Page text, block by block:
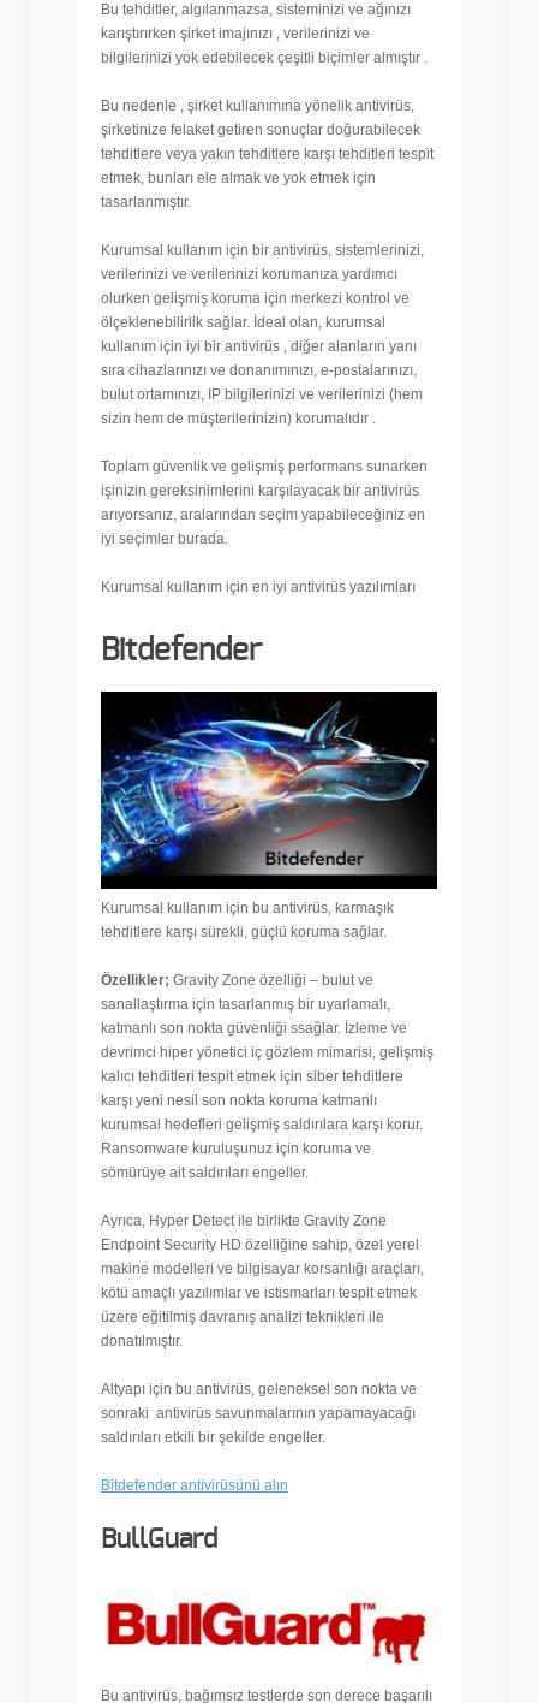
Bu tehditler, algılanmazsa, sisteminizi ve ağınızı
karıştırırken şirket imajınızı , verilerinizi ve
bilgilerinizi yok edebilecek çeşitli biçimler almıştır .
Bu nedenle , şirket kullanımına yönelik antivirüs,
şirketinize felaket getiren sonuçlar doğurabilecek
tehditlere veya yakın tehditlere karşı tehditleri tespit
etmek, bunları ele almak ve yok etmek için
tasarlanmıştır.
Kurumsal kullanım için bir antivirüs, sistemlerinizi,
verilerinizi ve verilerinizi korumanıza yardımcı
olurken gelişmiş koruma için merkezi kontrol ve
ölçeklenebilirlik sağlar. İdeal olan, kurumsal
kullanım için iyi bir antivirüs , diğer alanların yanı
sıra cihazlarınızı ve donanımınızı, e-postalarınızı,
bulut ortamınızı, IP bilgilerinizi ve verilerinizi (hem
sizin hem de müşterilerinizin) korumalıdır .
Toplam güvenlik ve gelişmiş performans sunarken
işinizin gereksinimlerini karşılayacak bir antivirüs
arıyorsanız, aralarından seçim yapabileceğiniz en
iyi seçimler burada.
Kurumsal kullanım için en iyi antivirüs yazılımları
Bitdefender
Kurumsal kullanım için bu antivirüs, karmaşık
tehditlere karşı sürekli, güçlü koruma sağlar.
Özellikler; Gravity Zone özelliği – bulut ve
sanallaştırma için tasarlanmış bir uyarlamalı,
katmanlı son nokta güvenliği ssağlar. İzleme ve
devrimci hiper yönetici iç gözlem mimarisi, gelişmiş
kalıcı tehditleri tespit etmek için siber tehditlere
karşı yeni nesil son nokta koruma katmanlı
kurumsal hedefleri gelişmiş saldırılara karşı korur.
Ransomware kuruluşunuz için koruma ve
sömürüye ait saldırıları engeller.
Ayrıca, Hyper Detect ile birlikte Gravity Zone
Endpoint Security HD özelliğine sahip, özel yerel
makine modelleri ve bilgisayar korsanlığı araçları,
kötü amaçlı yazılımlar ve istismarları tespit etmek
üzere eğitilmiş davranış analizi teknikleri ile
donatılmıştır.
Altyapı için bu antivirüs, geleneksel son nokta ve
sonraki antivirüs savunmalarının yapamayacağı
saldırıları etkili bir şekilde engeller.
Bitdefender antivirüsünü alın
BullGuard
Bu antivirüs, bağımsız testlerde son derece başarılı